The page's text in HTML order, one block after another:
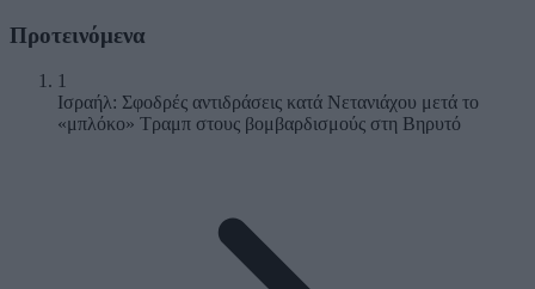
Προτεινόμενα
1
Ισραήλ: Σφοδρές αντιδράσεις κατά Νετανιάχου μετά το
«μπλόκο» Τραμπ στους βομβαρδισμούς στη Βηρυτό